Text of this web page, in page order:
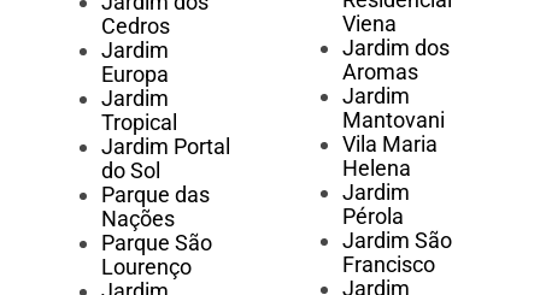
Cedros
Jardim
Europa
Jardim
Tropical
Jardim Portal
do Sol
Parque das
Nações
Parque São
Lourenço
Viena
Jardim dos
Aromas
Jardim
Mantovani
Vila Maria
Helena
Jardim
Pérola
Jardim São
Francisco
Jardim